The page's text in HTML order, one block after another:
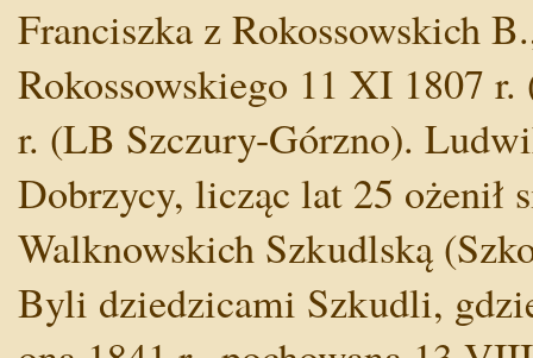
Franciszka z Rokossowskich
Rokossowskiego 11 XI 1807
r. (LB Szczury-Górzno).
Dobrzycy, licząc lat 25 ożenił
Walknowskich Szkudlską
Byli dziedzicami Szkudli,